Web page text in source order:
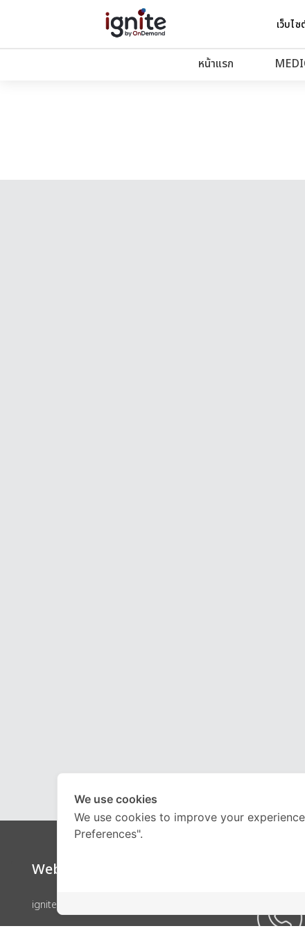
เว็บไ
หน้าแรก
Website
ignite by OnDemand
We use cookies
We use cookies to improve your
Preferences".